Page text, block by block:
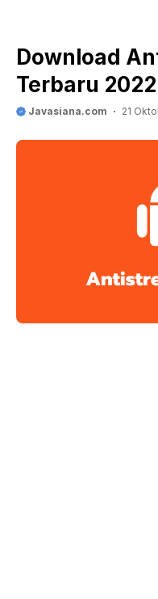
Download
Terbaru
Javasiana.com 21